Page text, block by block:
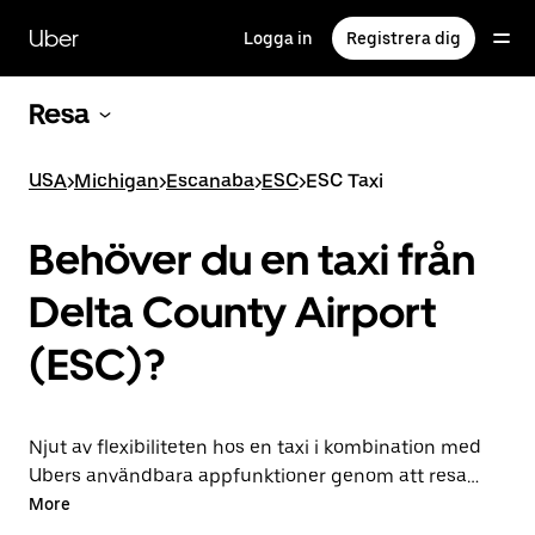
huvudinnehållet
Uber Logga in Registrera dig
Resa
USA>Michigan>Escanaba>ESC>ESC Taxi
Behöver du en taxi från
Delta County Airport
(ESC)?
Njut av flexibiliteten hos en taxi i kombination med
Ubers användbara appfunktioner genom att resa
med Uber till eller från ESC flygplats istället. Du kan
More